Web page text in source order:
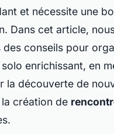
et nécessite une
Dans cet article,
conseils pour
enrichissant, en
la découverte de
création de